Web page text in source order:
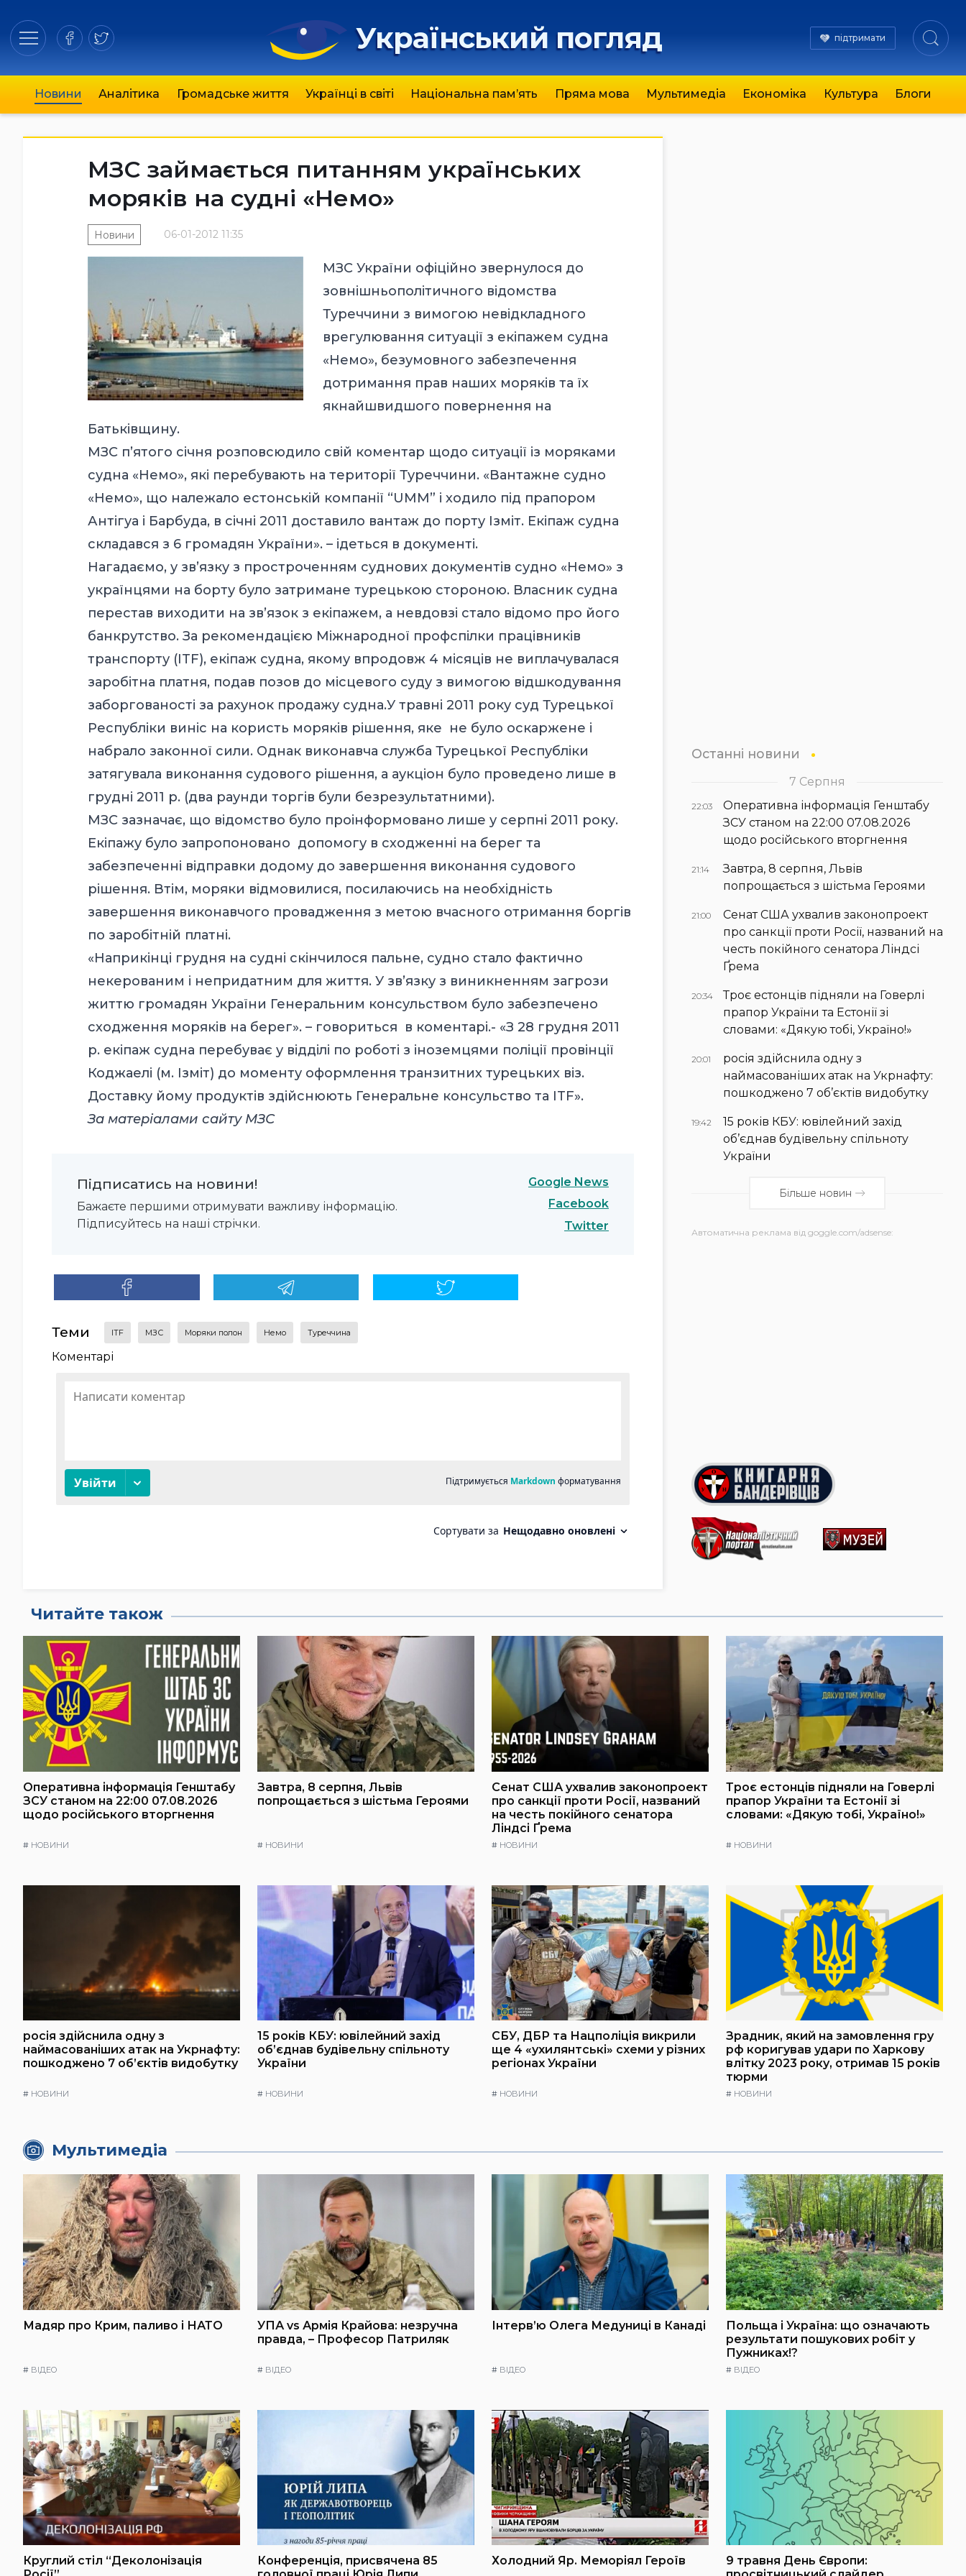
Український погляд підтримати
Новини Аналітика Громадське життя Українці в світі Національна пам’ять Пряма мова Мультимедіа Економіка Культура Блоги
МЗС займається питанням українських
моряків на судні «Немо»
06-01-2012 11:35
Новини
МЗС України офіційно звернулося до
зовнішньополітичного відомства
Туреччини з вимогою невідкладного
врегулювання ситуації з екіпажем судна
«Немо», безумовного забезпечення
дотримання прав наших моряків та їх
якнайшвидшого повернення на
Батьківщину.
МЗС п’ятого січня розповсюдило свій коментар щодо ситуації із моряками
судна «Немо», які перебувають на території Туреччини. «Вантажне судно
«Немо», що належало естонській компанії “UMM” і ходило під прапором
Антігуа і Барбуда, в січні 2011 доставило вантаж до порту Ізміт. Екіпаж судна
складався з 6 громадян України». – ідеться в документі.
Нагадаємо, у зв’язку з простроченням суднових документів судно «Немо» з
українцями на борту було затримане турецькою стороною. Власник судна
перестав виходити на зв’язок з екіпажем, а невдовзі стало відомо про його
банкрутство. За рекомендацією Міжнародної профспілки працівників
транспорту (ITF), екіпаж судна, якому впродовж 4 місяців не виплачувалася
заробітна платня, подав позов до місцевого суду з вимогою відшкодування
заборгованості за рахунок продажу судна.У травні 2011 року суд Турецької
Республіки виніс на користь моряків рішення, яке не було оскаржене і
набрало законної сили. Однак виконавча служба Турецької Республіки
затягувала виконання судового рішення, а аукціон було проведено лише в
грудні 2011 р. (два раунди торгів були безрезультатними).
МЗС зазначає, що відомство було проінформовано лише у серпні 2011 року.
Екіпажу було запропоновано допомогу в сходженні на берег та
забезпеченні відправки додому до завершення виконання судового
рішення. Втім, моряки відмовилися, посилаючись на необхідність
завершення виконавчого провадження з метою вчасного отримання боргів
по заробітній платні.
«Наприкінці грудня на судні скінчилося пальне, судно стало фактично
некерованим і непридатним для життя. У зв’язку з виникненням загрози
життю громадян України Генеральним консульством було забезпечено
сходження моряків на берег». – говориться в коментарі.- «З 28 грудня 2011
р. екіпаж судна перебуває у відділі по роботі з іноземцями поліції провінції
Коджаелі (м. Ізміт) до моменту оформлення транзитних турецьких віз.
Доставку йому продуктів здійснюють Генеральне консульство та ITF».
За матеріалами сайту МЗС
Підписатись на новини!
Бажаєте першими отримувати важливу інформацію.
Підписуйтесь на наші стрічки.
Google News
Facebook
Twitter
Теми ITF МЗС моряки полон Немо Туреччина
Коментарі
Останні новини
7 Серпня
22:03
Оперативна інформація Генштабу
ЗСУ станом на 22:00 07.08.2026
щодо російського вторгнення
21:14
Завтра, 8 серпня, Львів
попрощається з шістьма Героями
21:00
Сенат США ухвалив законопроект
про санкції проти Росії, названий на
честь покійного сенатора Ліндсі
Ґрема
20:34
Троє естонців підняли на Говерлі
прапор України та Естонії зі
словами: «Дякую тобі, Україно!»
20:01
росія здійснила одну з
наймасованіших атак на Укрнафту:
пошкоджено 7 об’єктів видобутку
19:42
15 років КБУ: ювілейний захід
об’єднав будівельну спільноту
України
Більше новин
Автоматична реклама від goggle.com/adsense:
Читайте також
Оперативна інформація Генштабу
ЗСУ станом на 22:00 07.08.2026
щодо російського вторгнення
# НОВИНИ
Завтра, 8 серпня, Львів
попрощається з шістьма Героями
# НОВИНИ
Сенат США ухвалив законопроект
про санкції проти Росії, названий
на честь покійного сенатора
Ліндсі Ґрема
# НОВИНИ
Троє естонців підняли на Говерлі
прапор України та Естонії зі
словами: «Дякую тобі, Україно!»
# НОВИНИ
росія здійснила одну з
наймасованіших атак на Укрнафту:
пошкоджено 7 об’єктів видобутку
# НОВИНИ
15 років КБУ: ювілейний захід
об’єднав будівельну спільноту
України
# НОВИНИ
СБУ, ДБР та Нацполіція викрили
ще 4 «ухилянтські» схеми у різних
регіонах України
# НОВИНИ
Зрадник, який на замовлення гру
рф коригував удари по Харкову
влітку 2023 року, отримав 15 років
тюрми
# НОВИНИ
Мультимедіа
Мадяр про Крим, паливо і НАТО
# ВІДЕО
УПА vs Армія Крайова: незручна
правда, – Професор Патриляк
# ВІДЕО
Інтерв’ю Олега Медуниці в Канаді
# ВІДЕО
Польща і Україна: що означають
результати пошукових робіт у
Пужниках!?
# ВІДЕО
Круглий стіл “Деколонізація
Конференція, присвячена 85
Холодний Яр. Меморіял Героїв
9 травня День Європи: